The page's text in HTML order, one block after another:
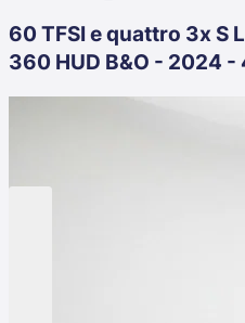
60 TFSI e quattro 3x S
360 HUD B&O - 2024